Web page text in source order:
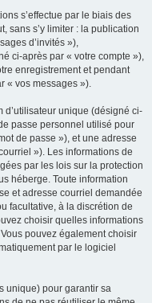
s’effectue par le biais des
sans s’y limiter : la publication
d’invités »),
ci-après par « votre compte »),
enregistrement et pendant
« vos messages »).
d’utilisateur unique (désigné ci-
passe personnel utilisé pour
de passe »), et une adresse
»). Les informations de
par les lois sur la protection
héberge. Toute information
et adresse courriel demandée
facultative, à la discrétion de
choisir quelles informations
pouvez également choisir
par le logiciel
unique) pour garantir sa